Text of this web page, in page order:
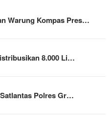
Warung Kompas Pres…
8.000 Li…
Polres Gr…